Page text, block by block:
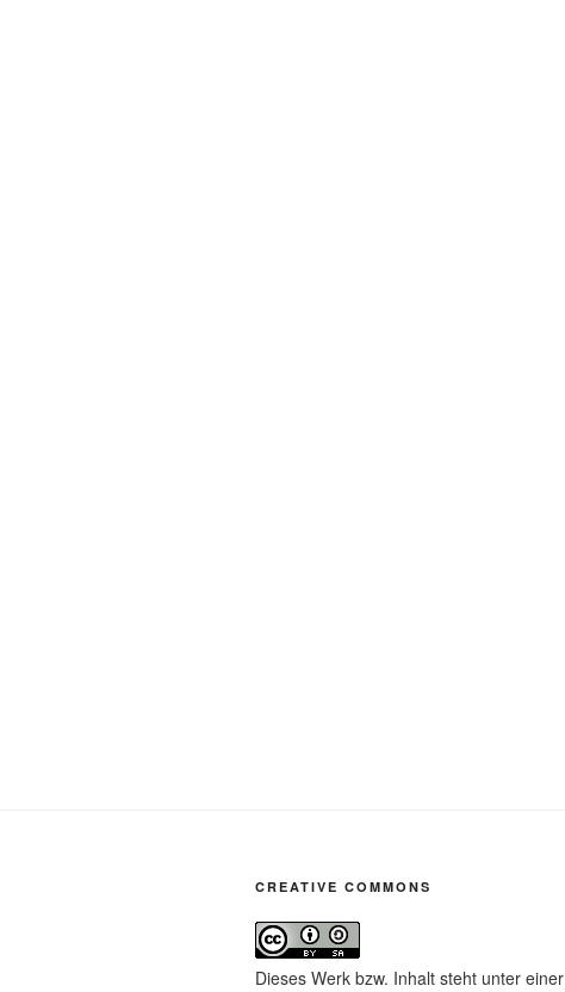
CREATIVE COMMONS
Dieses Werk bzw. Inhalt steht unter einer